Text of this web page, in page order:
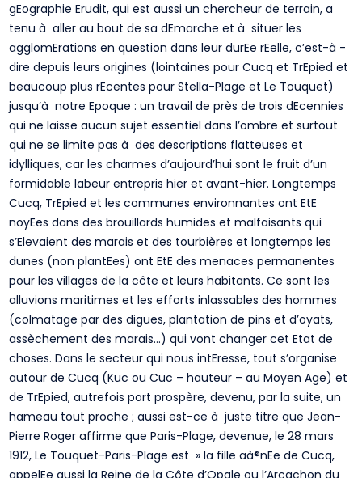
gEographie Erudit, qui est aussi un chercheur de terrain, a
tenu à aller au bout de sa dEmarche et à situer les
agglomErations en question dans leur durEe rEelle, c’est-à -
dire depuis leurs origines (lointaines pour Cucq et TrEpied et
beaucoup plus rEcentes pour Stella-Plage et Le Touquet)
jusqu’à notre Epoque : un travail de près de trois dEcennies
qui ne laisse aucun sujet essentiel dans l’ombre et surtout
qui ne se limite pas à des descriptions flatteuses et
idylliques, car les charmes d’aujourd’hui sont le fruit d’un
formidable labeur entrepris hier et avant-hier. Longtemps
Cucq, TrEpied et les communes environnantes ont EtE
noyEes dans des brouillards humides et malfaisants qui
s’Elevaient des marais et des tourbières et longtemps les
dunes (non plantEes) ont EtE des menaces permanentes
pour les villages de la côte et leurs habitants. Ce sont les
alluvions maritimes et les efforts inlassables des hommes
(colmatage par des digues, plantation de pins et d’oyats,
assèchement des marais…) qui vont changer cet Etat de
choses. Dans le secteur qui nous intEresse, tout s’organise
autour de Cucq (Kuc ou Cuc – hauteur – au Moyen Age) et
de TrEpied, autrefois port prospère, devenu, par la suite, un
hameau tout proche ; aussi est-ce à juste titre que Jean-
Pierre Roger affirme que Paris-Plage, devenue, le 28 mars
1912, Le Touquet-Paris-Plage est » la fille aà®nEe de Cucq,
appelEe aussi la Reine de la Côte d’Opale ou l’Arcachon du